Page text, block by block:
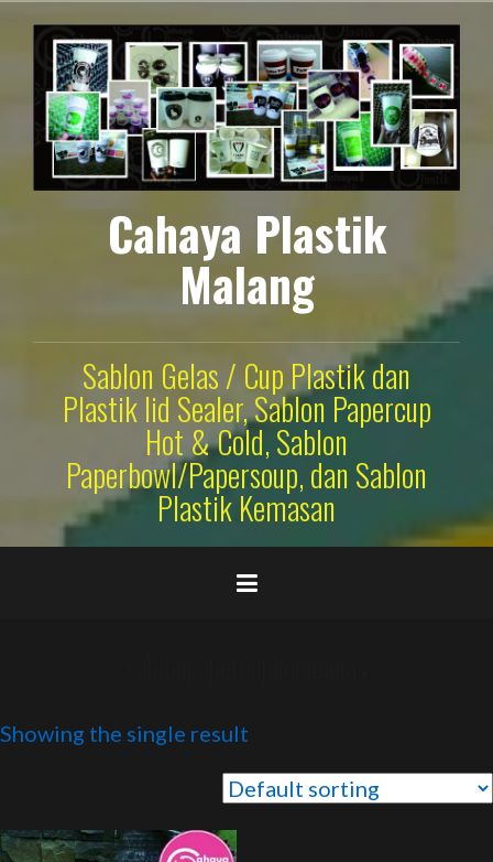
konten
Cahaya Plastik
Malang
Sablon Gelas / Cup Plastik dan
Plastik lid Sealer, Sablon Papercup
Hot & Cold, Sablon
Paperbowl/Papersoup, dan Sablon
Plastik Kemasan
Showing the single result